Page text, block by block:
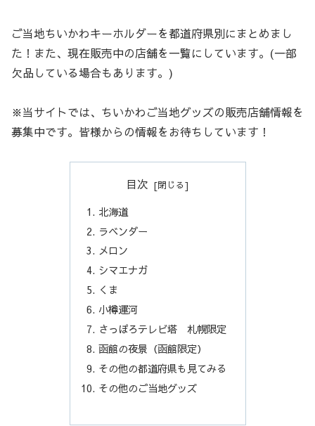
ご当地ちいかわキーホルダーを都道府県別にまとめまし
た！また、現在販売中の店舗を一覧にしています。(一部
欠品している場合もあります。)
※当サイトでは、ちいかわご当地グッズの販売店舗情報を
募集中です。皆様からの情報をお待ちしています！
目次
北海道
ラベンダー
メロン
シマエナガ
くま
小樽運河
さっぽろテレビ塔 札幌限定
函館の夜景（函館限定）
その他の都道府県も見てみる
その他のご当地グッズ